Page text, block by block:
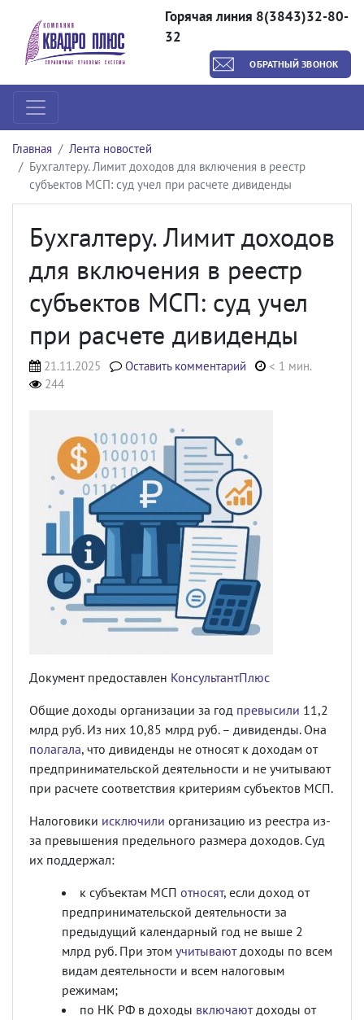
Горячая линия 8(3843)32-80-
32
ОБРАТНЫЙ ЗВОНОК
Главная
Лента новостей
Бухгалтеру. Лимит доходов для включения в реестр
субъектов МСП: суд учел при расчете дивиденды
Бухгалтеру. Лимит доходов
для включения в реестр
субъектов МСП: суд учел
при расчете дивиденды
21.11.2025 Оставить комментарий
< 1 мин.
244
Документ предоставлен КонсультантПлюс
Общие доходы организации за год превысили 11,2
млрд руб. Из них 10,85 млрд руб. – дивиденды. Она
полагала, что дивиденды не относят к доходам от
предпринимательской деятельности и не учитывают
при расчете соответствия критериям субъектов МСП.
Налоговики исключили организацию из реестра из-
за превышения предельного размера доходов. Суд
их поддержал:
к субъектам МСП относят, если доход от
предпринимательской деятельности за
предыдущий календарный год не выше 2
млрд руб. При этом учитываютдоходы по всем
видам деятельности и всем налоговым
режимам;
по НК РФ в доходы включаютдоходы от